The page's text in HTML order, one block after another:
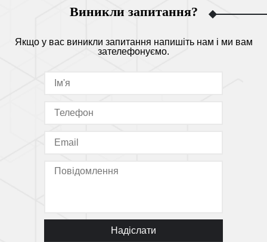
Виникли запитання?
Якщо у вас виникли запитання напишіть нам і ми вам
зателефонуємо.
Надіслати